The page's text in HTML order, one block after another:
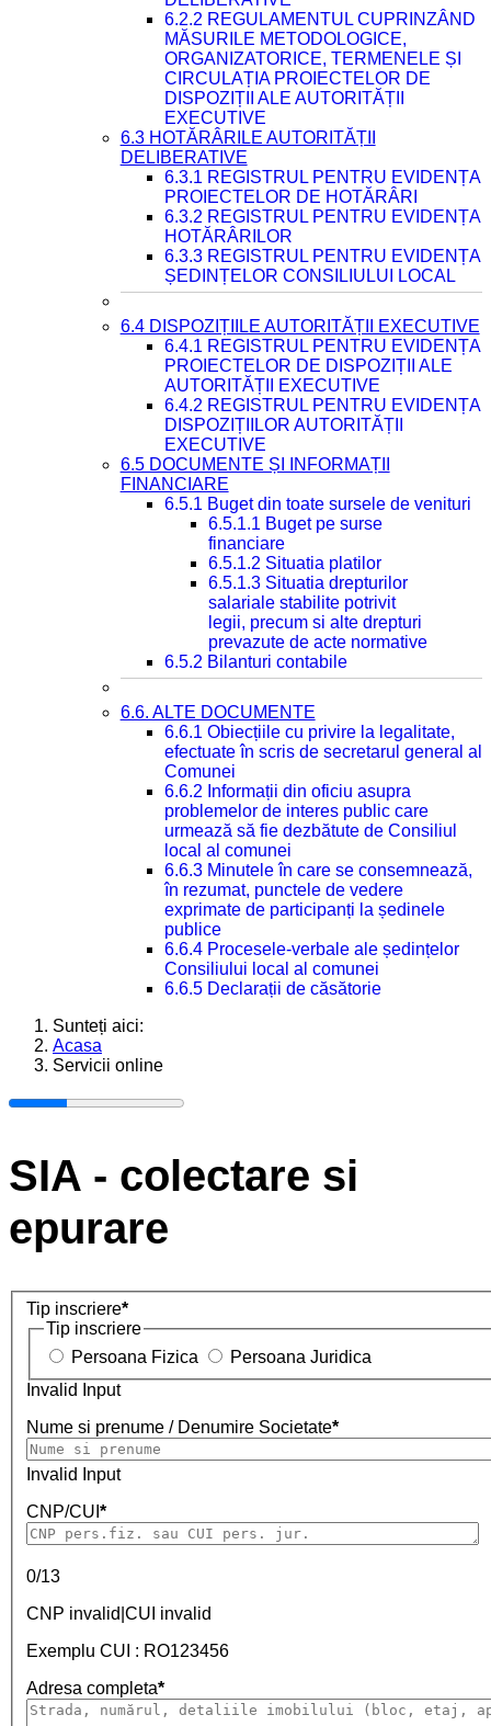
6.2.2 REGULAMENTUL CUPRINZÂND
MĂSURILE METODOLOGICE,
ORGANIZATORICE, TERMENELE ȘI
CIRCULAȚIA PROIECTELOR DE
DISPOZIȚII ALE AUTORITĂȚII
EXECUTIVE
6.3 HOTĂRÂRILE AUTORITĂȚII
DELIBERATIVE
6.3.1 REGISTRUL PENTRU EVIDENȚA
PROIECTELOR DE HOTĂRÂRI
6.3.2 REGISTRUL PENTRU EVIDENȚA
HOTĂRÂRILOR
6.3.3 REGISTRUL PENTRU EVIDENȚA
ȘEDINȚELOR CONSILIULUI LOCAL
6.4 DISPOZIȚIILE AUTORITĂȚII EXECUTIVE
6.4.1 REGISTRUL PENTRU EVIDENȚA
PROIECTELOR DE DISPOZIȚII ALE
AUTORITĂȚII EXECUTIVE
6.4.2 REGISTRUL PENTRU EVIDENȚA
DISPOZIȚIILOR AUTORITĂȚII
EXECUTIVE
6.5 DOCUMENTE ȘI INFORMAȚII
FINANCIARE
6.5.1 Buget din toate sursele de venituri
6.5.1.1 Buget pe surse
financiare
6.5.1.2 Situatia platilor
6.5.1.3 Situatia drepturilor
salariale stabilite potrivit
legii, precum si alte drepturi
prevazute de acte normative
6.5.2 Bilanturi contabile
6.6. ALTE DOCUMENTE
6.6.1 Obiecțiile cu privire la legalitate,
efectuate în scris de secretarul general al
Comunei
6.6.2 Informații din oficiu asupra
problemelor de interes public care
urmează să fie dezbătute de Consiliul
local al comunei
6.6.3 Minutele în care se consemnează,
în rezumat, punctele de vedere
exprimate de participanți la ședinele
publice
6.6.4 Procesele-verbale ale ședințelor
Consiliului local al comunei
6.6.5 Declarații de căsătorie
Sunteți aici:
Acasa
Servicii online
SIA - colectare si
epurare
Tip inscriere*
Tip inscriere
Persoana Fizica
Persoana Juridica
Invalid Input
Nume si prenume / Denumire Societate*
Invalid Input
CNP/CUI *
0/13
CNP invalid|CUI invalid
Exemplu CUI : RO123456
Adresa completa*